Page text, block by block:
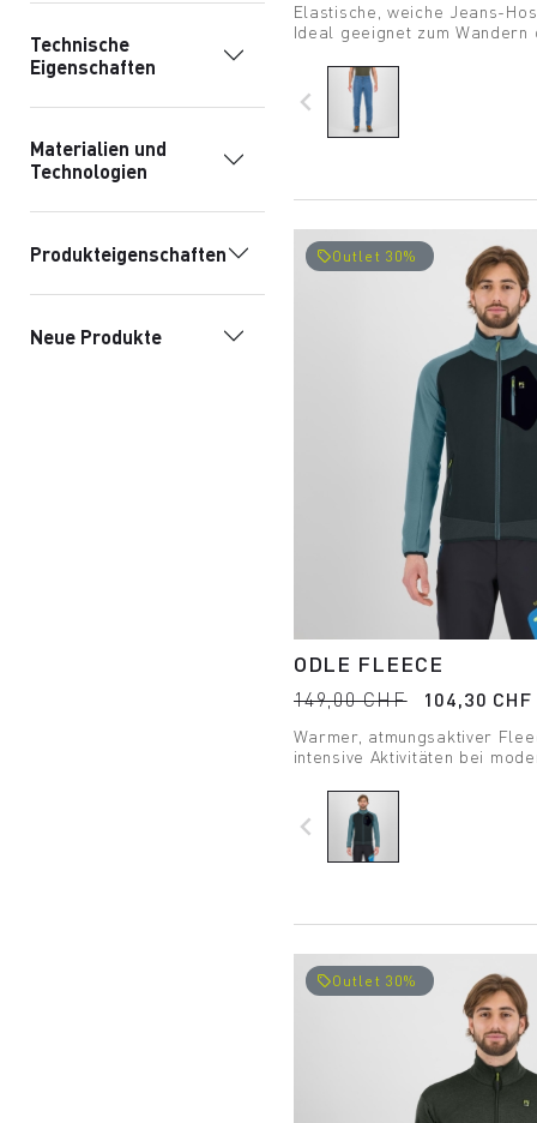
Technische
Eigenschaften
Materialien und
Technologien
Produkteigenschaften
Neue Produkte
Elastische, weiche Jeans-
Ideal geeignet zum Wandern
navigate_before
local_offerOutlet 30%
ODLE FLEECE
149,00 CHF 104,30 CHF
Warmer, atmungsaktiver
intensive Aktivitäten bei
navigate_before
local_offerOutlet 30%